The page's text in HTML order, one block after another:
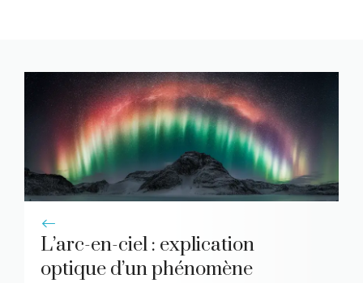
L’arc-en-ciel : explication
optique d’un phénomène